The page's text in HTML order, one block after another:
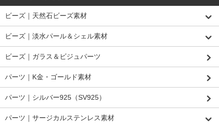
ビーズ｜天然石ビーズ素材
ビーズ｜淡水パール＆シェル素材
ビーズ｜ガラス＆ビジュパーツ
パーツ｜K金・ゴールド素材
パーツ｜シルバー925（SV925）
パーツ｜サージカルステンレス素材